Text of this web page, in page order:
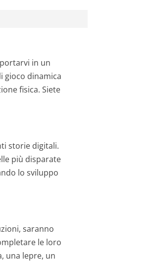
in un
gioco dinamica
fisica. Siete
storie digitali.
più disparate
lo sviluppo
saranno
le loro
una lepre, un